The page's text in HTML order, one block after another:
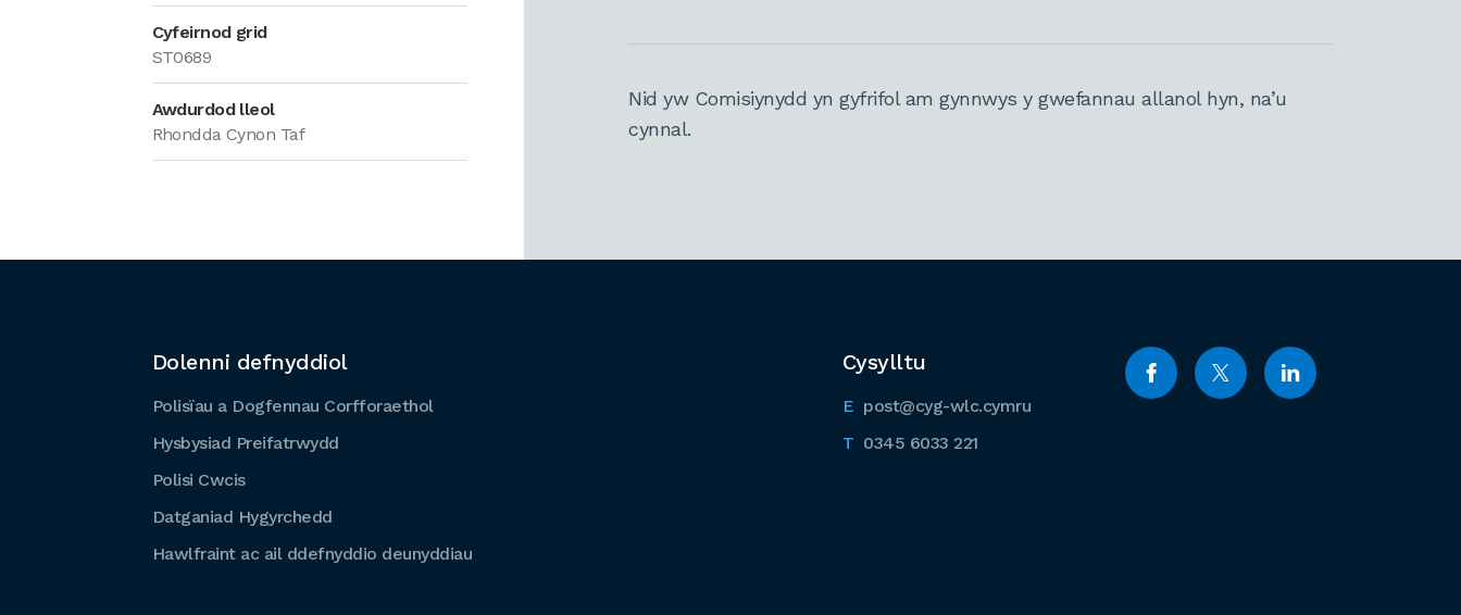
Cyfeirnod grid
ST0689
Awdurdod lleol
Rhondda Cynon Taf
Nid yw Comisiynydd yn gyfrifol am gynnwys y gwefannau allanol hyn, na’u
cynnal.
Cysylltu
post@cyg-wlc.cymru
0345 6033 221
Dolenni defnyddiol
Polisïau a Dogfennau Corfforaethol
Hysbysiad Preifatrwydd
Polisi Cwcis
Datganiad Hygyrchedd
Hawlfraint ac ail ddefnyddio deunyddiau